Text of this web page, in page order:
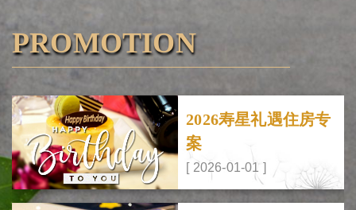
PROMOTION
2026寿星礼遇住房专
案
[ 2026-01-01 ]